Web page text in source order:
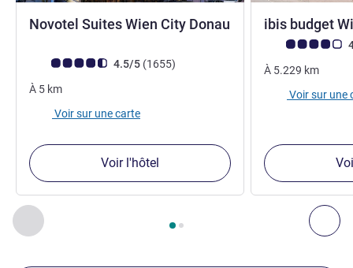
Précédent - Nos autres établissements à proximité
Page , Nos autres établissements à proximité 1 :,
Novotel Suites Wien City Donau
Note Avis clients (Note ALL)
4.5/5 (1655avis
)
À 5 km
Voir sur une carte
Voir l'hôtel
ibis budget
Note Avis clients
À 5.229 km
Voir sur une